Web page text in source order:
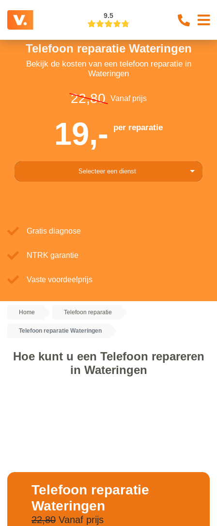
9.5
Telefoon reparatie Wateringen
Bekijk de kosten van een telefoon reparatie in
Wateringen
22,80 Vanaf prijs
19,- per reparatie
Selecteer een dienst
Gratis diagnose
NTRK garantie
Vaste voordeelprijs
Home Telefoon reparatie
Telefoon reparatie Wateringen
Hoe kunt u een Telefoon repareren
in Wateringen
Telefoon reparatie
Wateringen
22,80Vanaf prijs